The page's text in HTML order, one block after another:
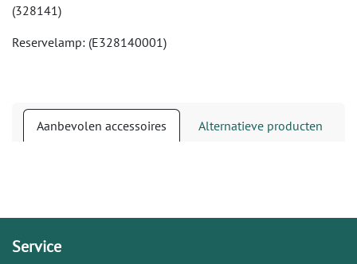
(328141)
Reservelamp: (E328140001)
Aanbevolen accessoires Alternatieve producten
Service